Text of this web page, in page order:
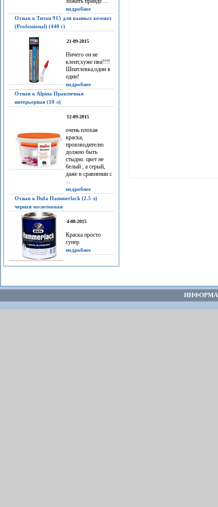
подробнее
Отзыв к Титан 915 для ванных комнат
(Professional) (440 г)
21-09-2015
Ничего он не
клеит,хуже пва!!!!
Шпатлевка,один в
один!
подробнее
Отзыв к Alpina Практичная
интерьерная (10 л)
12-09-2015
очень плохая
краска,
производителю
должно быть
стыдно. цвет не
белый , а серый,
даже в сравнении с
...
подробнее
Отзыв к Dufa Hammerlack (2.5 л)
черная молотковая
4-08-2015
Краска просто
супер
подробнее